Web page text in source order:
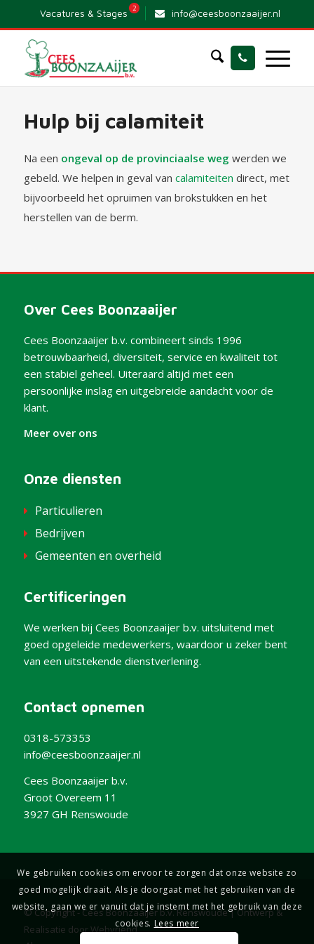
Vacatures & Stages 2 info@ceesboonzaaijer.nl
Hulp bij calamiteit
Na een ongeval op de provinciaalse weg werden we
gebeld. We helpen in geval van calamiteiten direct, met
bijvoorbeeld het opruimen van brokstukken en het
herstellen van de berm.
Over Cees Boonzaaijer
Cees Boonzaaijer b.v. combineert sinds 1996
betrouwbaarheid, diversiteit, service en kwaliteit tot
een stabiel geheel. Uiteraard altijd met een
persoonlijke inslag en uitgebreide aandacht voor de
klant.
Meer over ons
Onze diensten
Particulieren
Bedrijven
Gemeenten en overheid
Certificeringen
We werken bij Cees Boonzaaijer b.v. uitsluitend met
goed opgeleide medewerkers, waardoor u zeker bent
van een uitstekende dienstverlening.
Contact opnemen
0318-573353
info@ceesboonzaaijer.nl
Cees Boonzaaijer b.v.
Groot Overeem 11
3927 GH Renswoude
© Copyright - Cees Boonzaaijer b.v. Renswoude | Ontwerp &
Realisatie doorWebvriend
We gebruiken cookies om ervoor te zorgen dat onze website zo
goed mogelijk draait. Als je doorgaat met het gebruiken van de
website, gaan we er vanuit dat je instemt met het gebruik van deze
cookies. Lees meer